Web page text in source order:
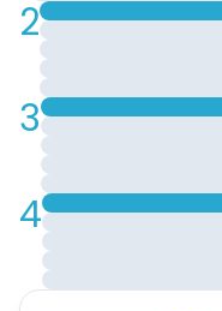
2
3
4